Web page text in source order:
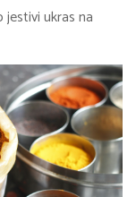
ukras na